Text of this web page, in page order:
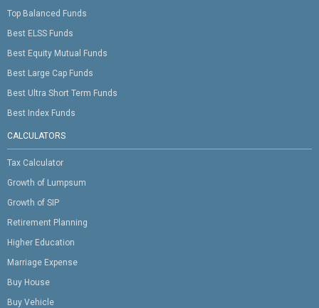
Top Balanced Funds
Best ELSS Funds
Best Equity Mutual Funds
Best Large Cap Funds
Best Ultra Short Term Funds
Best Index Funds
CALCULATORS
Tax Calculator
Growth of Lumpsum
Growth of SIP
Retirement Planning
Higher Education
Marriage Expense
Buy House
Buy Vehicle